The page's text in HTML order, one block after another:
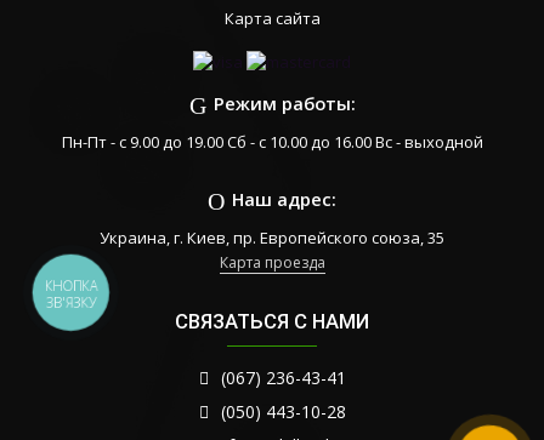
Карта сайта
Режим работы:
Пн-Пт - с 9.00 до 19.00 Сб - с 10.00 до 16.00 Вс - выходной
Наш адрес:
Украина, г. Киев, пр. Европейского союза, 35
Карта проезда
СВЯЗАТЬСЯ С НАМИ
(067) 236-43-41
(050) 443-10-28
КНОПКА
ЗВ'ЯЗКУ